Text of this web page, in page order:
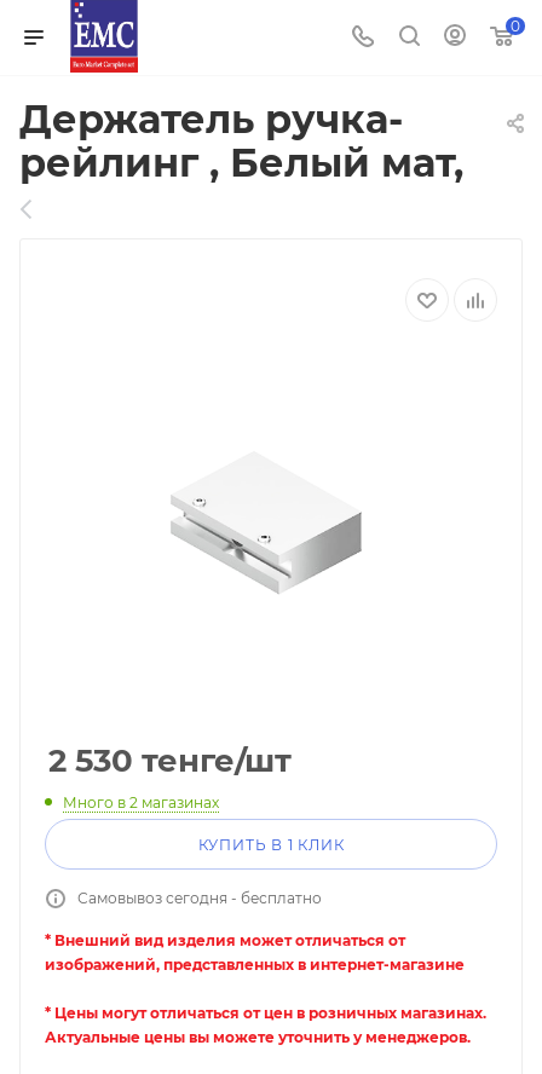
0
Держатель ручка-
рейлинг , Белый мат,
2 530 тенге/шт
Много в 2 магазинах
КУПИТЬ В 1 КЛИК
Самовывоз сегодня - бесплатно
* Внешний вид изделия может отличаться от
изображений, представленных в интернет-магазине
* Цены могут отличаться от цен в розничных магазинах.
Актуальные цены вы можете уточнить у менеджеров.